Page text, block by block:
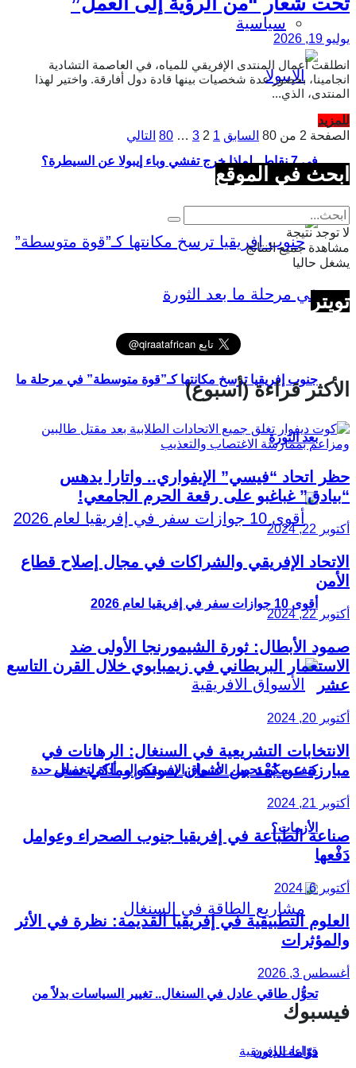
سياسية
في 7 نقاط.. لماذا خرج تفشي وباء إيبولا عن السيطرة؟
جنوب إفريقيا ترسخ مكانتها كـ”قوة متوسطة” في مرحلة ما
بعد الثورة
أقوى 10 جوازات سفر في إفريقيا لعام 2026
كيف يمكن تحويل الأسواق الإفريقية إلى أداة لتخفيف حدة
الأزمات؟
تحوُّل طاقي عادل في السنغال.. تغيير السياسات بدلاً من
دوّامة الديون
يوليو 19, 2026
انطلقت أعمال المنتدى الإفريقي للمياه، في العاصمة التشادية
انجامينا، بحضور عدة شخصيات بينها قادة دول أفارقة. واختير لهذا
المنتدى، الذي...
للمزيدDetails
الصفحة 2 من 80
السابق 1
2
3
…
80 التالي
ابحث في الموقع
لا توجد نتيجة
مشاهدة جميع النتائج
يشغل حاليا
تويتر
الأكثر قراءة (أسبوع)
حظر اتحاد “فيسي” الإيفواري.. واتارا يدهس
“بيادق” غباغبو على رقعة الحرم الجامعي!
أكتوبر 22, 2024
الاتحاد الإفريقي والشراكات في مجال إصلاح قطاع
الأمن
أكتوبر 22, 2024
صمود الأبطال: ثورة الشيمورنجا الأولى ضد
الاستعمار البريطاني في زيمبابوي خلال القرن التاسع
عشر
أكتوبر 20, 2024
الانتخابات التشريعية في السنغال: الرهانات في
مبارزة عن بُعْد بين عثمان سونكو وماكي سال
أكتوبر 21, 2024
صناعة الطباعة في إفريقيا جنوب الصحراء وعوامل
دَفْعها
أكتوبر 6, 2024
العلوم التطبيقية في إفريقيا القديمة: نظرة في الأثر
والمؤثرات
أغسطس 3, 2026
فيسبوك